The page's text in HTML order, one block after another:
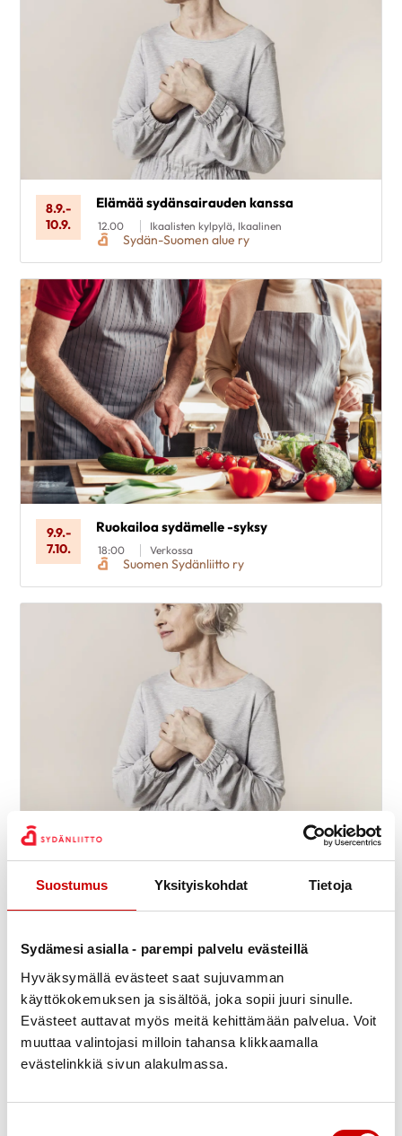
Suostumus Yksityiskohdat Tietoja
Sydämesi asialla - parempi palvelu evästeillä
Hyväksymällä evästeet saat sujuvamman
käyttökokemuksen ja sisältöä, joka sopii juuri sinulle.
Evästeet auttavat myös meitä kehittämään palvelua. Voit
muuttaa valintojasi milloin tahansa klikkaamalla
evästelinkkiä sivun alakulmassa.
8.9.-
10.9.
Elämää sydänsairauden kanssa
12.00 Ikaalisten kylpylä, Ikaalinen
Sydän-Suomen alue ry
9.9.-
7.10.
Ruokailoa sydämelle -syksy
18:00 Verkossa
Suomen Sydänliitto ry
9.9.-
Seiskarinkatu 35, 20900 TURKU